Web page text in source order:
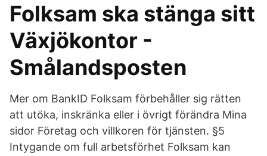
Folksam ska stänga sitt
Växjökontor -
Smålandsposten
Mer om BankID Folksam förbehåller sig rätten
att utöka, inskränka eller i övrigt förändra Mina
sidor Företag och villkoren för tjänsten. §5
Intygande om full arbetsförhet Folksam kan